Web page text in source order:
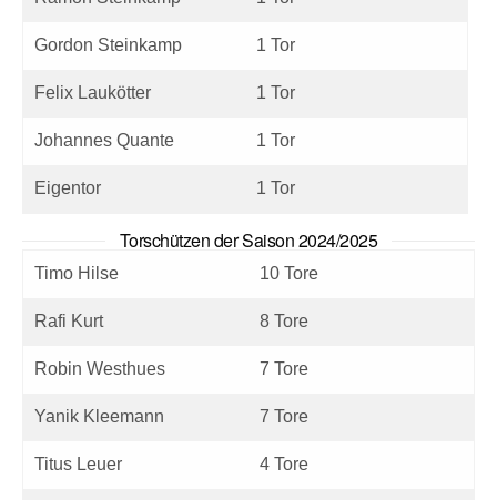
Gordon Steinkamp 1 Tor
Felix Laukötter 1 Tor
Johannes Quante 1 Tor
Eigentor 1 Tor
Torschützen der Saison 2024/2025
Timo Hilse 10 Tore
Rafi Kurt 8 Tore
Robin Westhues 7 Tore
Yanik Kleemann 7 Tore
Titus Leuer 4 Tore